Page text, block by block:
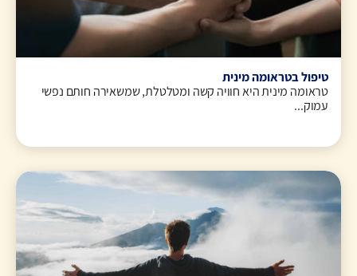
טיפול בטראומה מינית
טראומה מינית היא חוויה קשה ומטלטלת, שמשאירה חותם נפשי
עמוק...